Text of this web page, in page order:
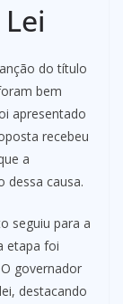
do título
bem
apresentado
recebeu
a
dessa causa.
seguiu para a
etapa foi
governador
destacando